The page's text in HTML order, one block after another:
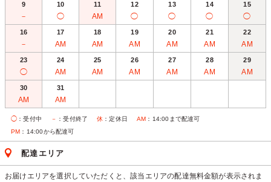
9
－
10
◯
11
AM
12
◯
13
◯
14
◯
15
◯
16
－
17
AM
18
AM
19
AM
20
AM
21
AM
22
AM
23
◯
24
AM
25
AM
26
AM
27
AM
28
AM
29
AM
30
AM
31
AM
◯ ：受付中 － ：受付終了 休 ：定休日 AM ：14:00まで配達可
PM ：14:00から配達可
配達エリア
お届けエリアを選択していただくと、該当エリアの配達無料金額が表示されま